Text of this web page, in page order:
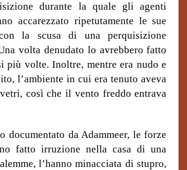
durante la quale gli agenti
accarezzato ripetutamente le sue
la scusa di una perquisizione
volta denudato lo avrebbero fatto
più volte. Inoltre, mentre era nudo e
l’ambiente in cui era tenuto aveva
così che il vento freddo entrava
documentato da Adammeer, le forze
fatto irruzione nella casa di una
l’hanno minacciata di stupro,